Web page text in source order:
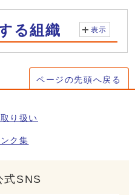
る組織 表示
ページの先頭へ戻る
り扱い
ク集
式SNS